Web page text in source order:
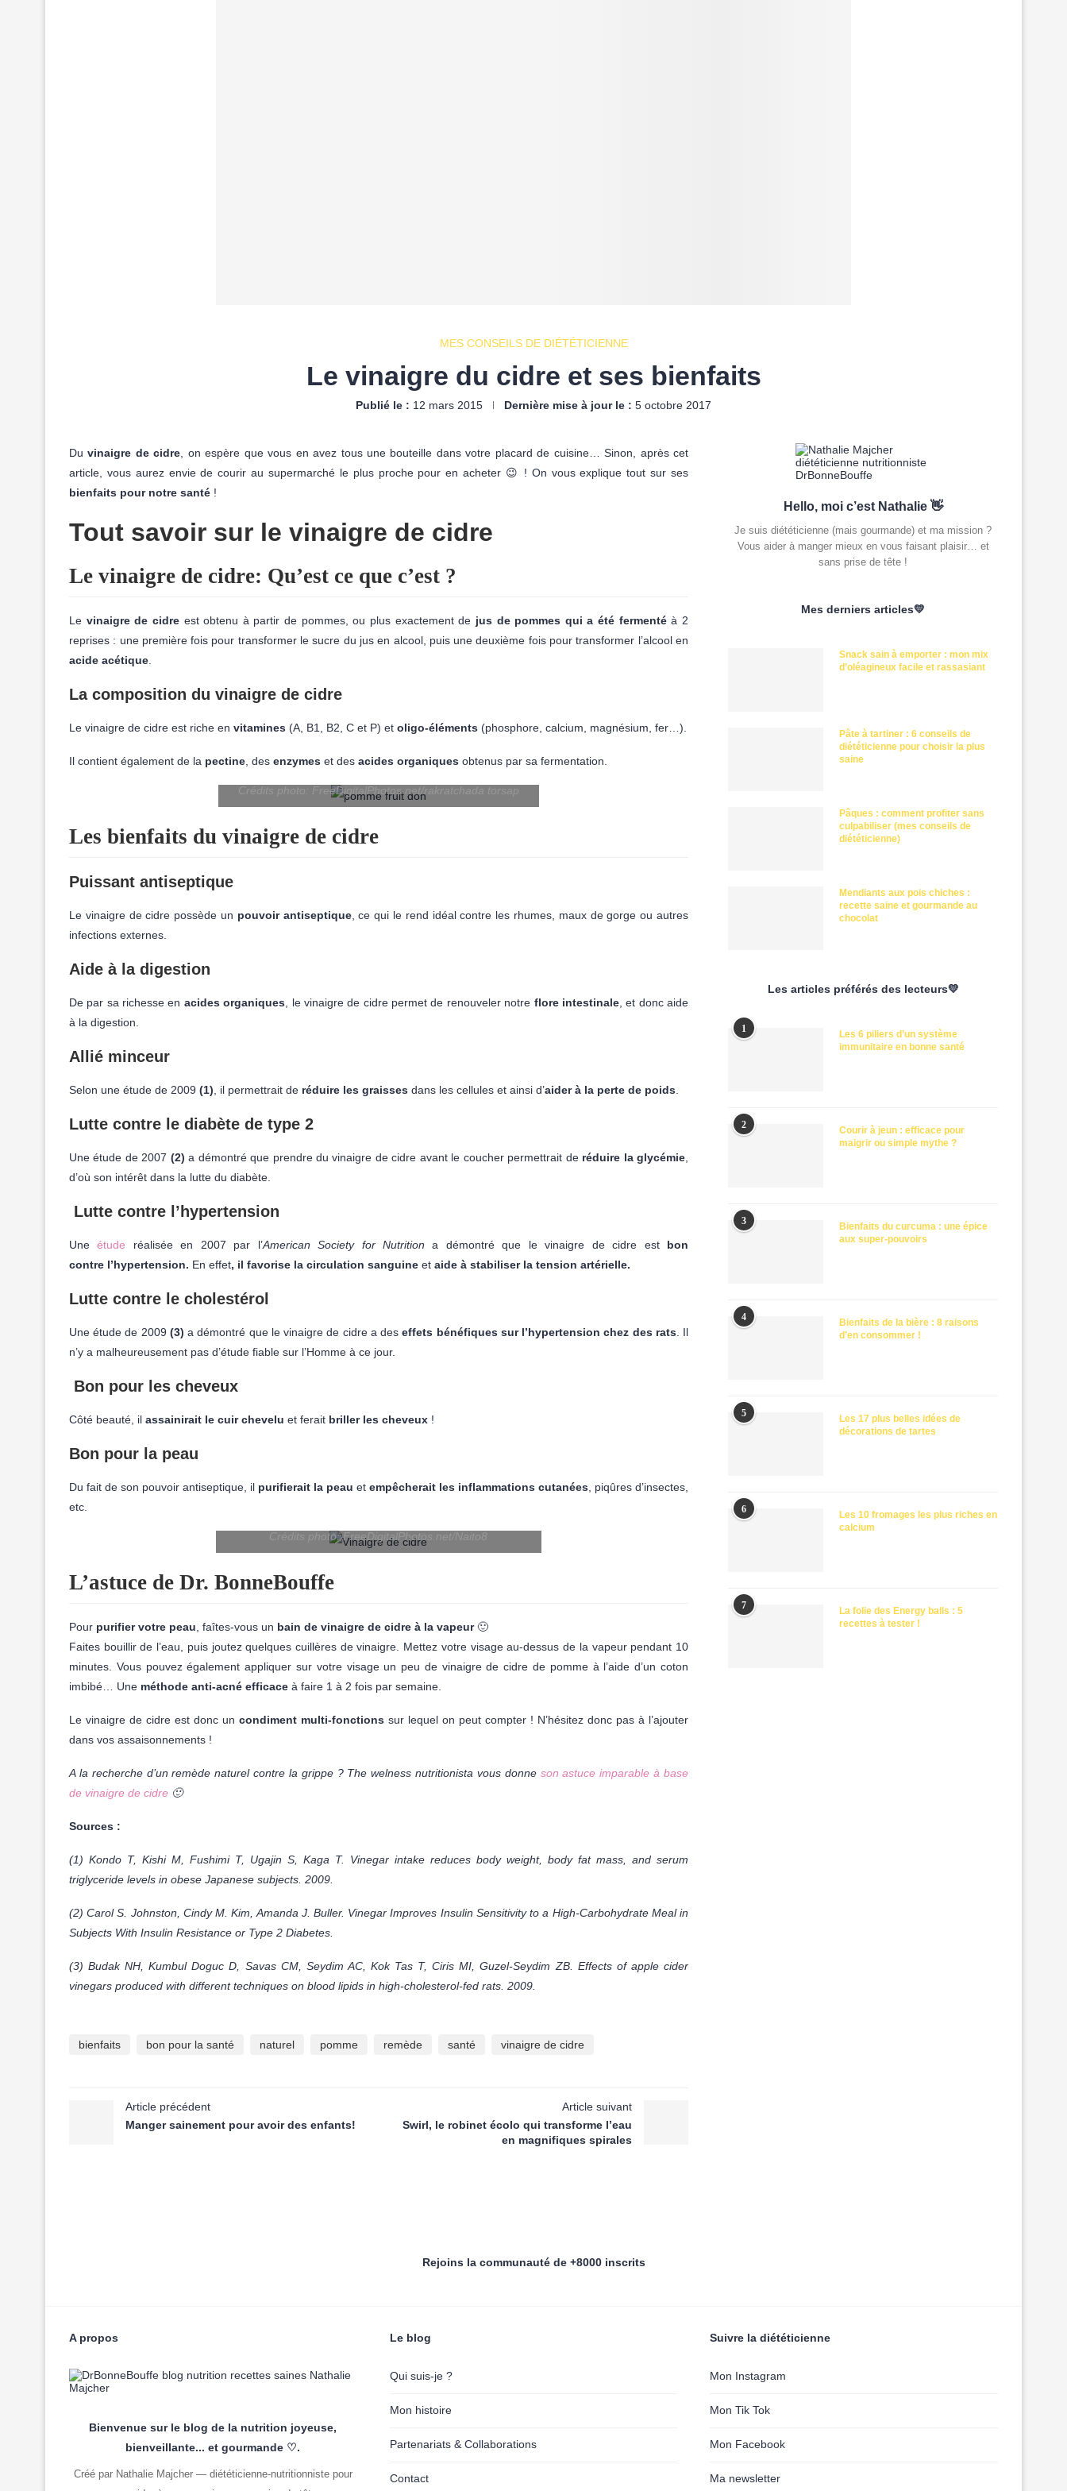
MES CONSEILS DE DIÉTÉTICIENNE
Le vinaigre du cidre et ses bienfaits
Publié le : 12 mars 2015 Dernière mise à jour le : 5 octobre 2017
Duvinaigre de cidre , on espère que vous en avez tous une bouteille dans votre placard de cuisine… Sinon, après cet
article, vous aurez envie de courir au supermarché le plus proche pour en acheter 😉 ! On vous explique tout sur ses
bienfaits pour notre santé !
Tout savoir sur le vinaigre de cidre
Le vinaigre de cidre: Qu’est ce que c’est ?
Le vinaigre de cidreest obtenu à partir de pommes, ou plus exactement de jus de pommes qui a été fermentéà 2
reprises : une première fois pour transformer le sucre du jus en alcool, puis une deuxième fois pour transformer l’alcool en
acide acétique
La composition du vinaigre de cidre
Le vinaigre de cidre est riche en vitamines (A, B1, B2, C et P) et oligo-éléments (phosphore, calcium, magnésium, fer…).
Il contient également de la pectine , des enzymes et des acides organiques obtenus par sa fermentation.
Crédits photo: FreeDigitalPhotos.net/rakratchada torsap
Les bienfaits du vinaigre de cidre
Puissant antiseptique
Le vinaigre de cidre possède un pouvoir antiseptique, ce qui le rend idéal contre les rhumes, maux de gorge ou autres
infections externes.
Aide à la digestion
De par sa richesse en acides organiques , le vinaigre de cidre permet de renouveler notre flore intestinale, et donc aide
à la digestion.
Allié minceur
Selon une étude de 2009 (1) , il permettrait de réduire les graisses dans les cellules et ainsi d’aider à la perte de poids
Lutte contre le diabète de type 2
Une étude de 2007 (2) a démontré que prendre du vinaigre de cidre avant le coucher permettrait de réduire la glycémie
d’où son intérêt dans la lutte du diabète.
Lutte contre l’hypertension
Uneétude réalisée en 2007 par l’American Society for Nutrition a démontré que le vinaigre de cidre est bon
contre l’hypertension. En effet, il favorise la circulation sanguine et aide à stabiliser la tension artérielle.
Lutte contre le cholestérol
Une étude de 2009 (3) a démontré que le vinaigre de cidre a des effets bénéfiques sur l’hypertension chez des rats. Il
n’y a malheureusement pas d’étude fiable sur l’Homme à ce jour.
Bon pour les cheveux
Côté beauté, il assainirait le cuir chevelu et ferait briller les cheveux !
Bon pour la peau
Du fait de son pouvoir antiseptique, il purifierait la peau et empêcherait les inflammations cutanées , piqûres d’insectes,
etc.
Crédits photo: FreeDigitalPhotos.net/Naito8
L’astuce de Dr. BonneBouffe
Pour purifier votre peau , faîtes-vous un bain de vinaigre de cidre à la vapeur🙂
Faites bouillir de l’eau, puis joutez quelques cuillères de vinaigre. Mettez votre visage au-dessus de la vapeur pendant 10
minutes. Vous pouvez également appliquer sur votre visage un peu de vinaigre de cidre de pomme à l’aide d’un coton
imbibé… Une méthode anti-acné efficace à faire 1 à 2 fois par semaine.
Le vinaigre de cidre est donc un condiment multi-fonctions sur lequel on peut compter ! N’hésitez donc pas à l’ajouter
dans vos assaisonnements !
A la recherche d’un remède naturel contre la grippe ? The welness nutritionista vous donne son astuce imparable à base
de vinaigre de cidre 🙂
Sources :
(1) Kondo T, Kishi M, Fushimi T, Ugajin S, Kaga T. Vinegar intake reduces body weight, body fat mass, and serum
triglyceride levels in obese Japanese subjects. 2009.
(2) Carol S. Johnston, Cindy M. Kim, Amanda J. Buller. Vinegar Improves Insulin Sensitivity to a High-Carbohydrate Meal in
Subjects With Insulin Resistance or Type 2 Diabetes.
(3) Budak NH, Kumbul Doguc D, Savas CM, Seydim AC, Kok Tas T, Ciris MI, Guzel-Seydim ZB. Effects of apple cider
vinegars produced with different techniques on blood lipids in high-cholesterol-fed rats. 2009.
bienfaits bon pour la santé naturel pomme remède santé vinaigre de cidre
Article précédent
Manger sainement pour avoir des enfants!
Article suivant
Swirl, le robinet écolo qui transforme l’eau
en magnifiques spirales
Hello, moi c’est Nathalie 👋
Je suis diététicienne (mais gourmande) et ma mission ?
Vous aider à manger mieux en vous faisant plaisir… et
sans prise de tête !
Mes derniers articles💛
Snack sain à emporter : mon mix
d’oléagineux facile et rassasiant
Pâte à tartiner : 6 conseils de
diététicienne pour choisir la plus
saine
Pâques : comment profiter sans
culpabiliser (mes conseils de
diététicienne)
Mendiants aux pois chiches :
recette saine et gourmande au
chocolat
Les articles préférés des lecteurs💛
1
Les 6 piliers d’un système
immunitaire en bonne santé
2
Courir à jeun : efficace pour
maigrir ou simple mythe ?
3
Bienfaits du curcuma : une épice
aux super-pouvoirs
4
Bienfaits de la bière : 8 raisons
d’en consommer !
5
Les 17 plus belles idées de
décorations de tartes
6
Les 10 fromages les plus riches en
calcium
7
La folie des Energy balls : 5
recettes à tester !
Rejoins la communauté de +8000 inscrits
A propos
Bienvenue sur le blog de la nutrition joyeuse,
bienveillante... et gourmande ♡.
Créé par Nathalie Majcher — diététicienne-nutritionniste pour
Le blog
Qui suis-je ?
Mon histoire
Partenariats & Collaborations
Contact
Suivre la diététicienne
Mon Instagram
Mon Tik Tok
Mon Facebook
Ma newsletter